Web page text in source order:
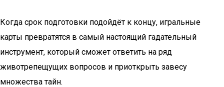
Когда срок подготовки подойдёт к концу, игральные
карты превратятся в самый настоящий гадательный
инструмент, который сможет ответить на ряд
животрепещущих вопросов и приоткрыть завесу
множества тайн.